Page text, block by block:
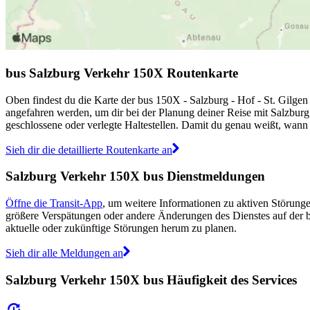
bus Salzburg Verkehr 150X Routenkarte
Oben findest du die Karte der bus 150X - Salzburg - Hof - St.
angefahren werden, um dir bei der Planung deiner Reise mit
geschlossene oder verlegte Haltestellen. Damit du genau weißt,
Sieh dir die detaillierte Routenkarte an
Salzburg Verkehr 150X bus Dienstmeldungen
Öffne die Transit-App, um weitere Informationen zu aktiven
größere Verspätungen oder andere Änderungen des Dienstes auf der
aktuelle oder zukünftige Störungen herum zu planen.
Sieh dir alle Meldungen an
Salzburg Verkehr 150X bus Häufigkeit des Services